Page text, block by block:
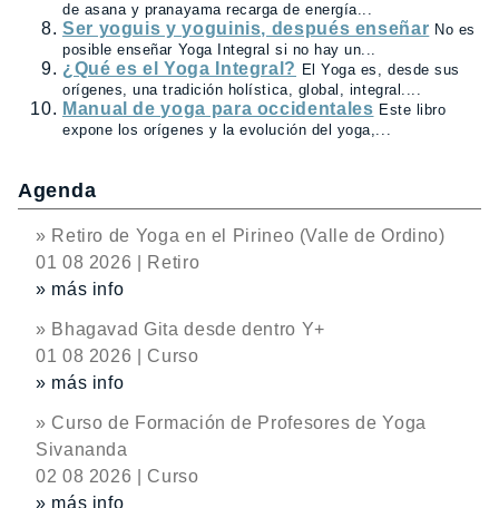
de asana y pranayama recarga de energía...
Ser yoguis y yoguinis, después enseñar No es
posible enseñar Yoga Integral si no hay un...
¿Qué es el Yoga Integral? El Yoga es, desde sus
orígenes, una tradición holística, global, integral....
Manual de yoga para occidentales Este libro
expone los orígenes y la evolución del yoga,...
Agenda
» Retiro de Yoga en el Pirineo (Valle de Ordino)
01 08 2026 | Retiro
» más info
» Bhagavad Gita desde dentro Y+
01 08 2026 | Curso
» más info
» Curso de Formación de Profesores de Yoga
Sivananda
02 08 2026 | Curso
» más info